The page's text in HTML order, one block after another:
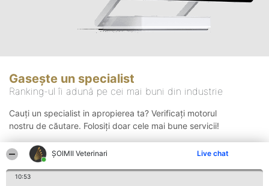
ȘOIMII Veterinari Live chat
10:53
Gasește un specialist
Ranking-ul îi adună pe cei mai buni din industrie
Cauți un specialist in apropierea ta? Verificați motorul
nostru de căutare. Folosiți doar cele mai bune servicii!